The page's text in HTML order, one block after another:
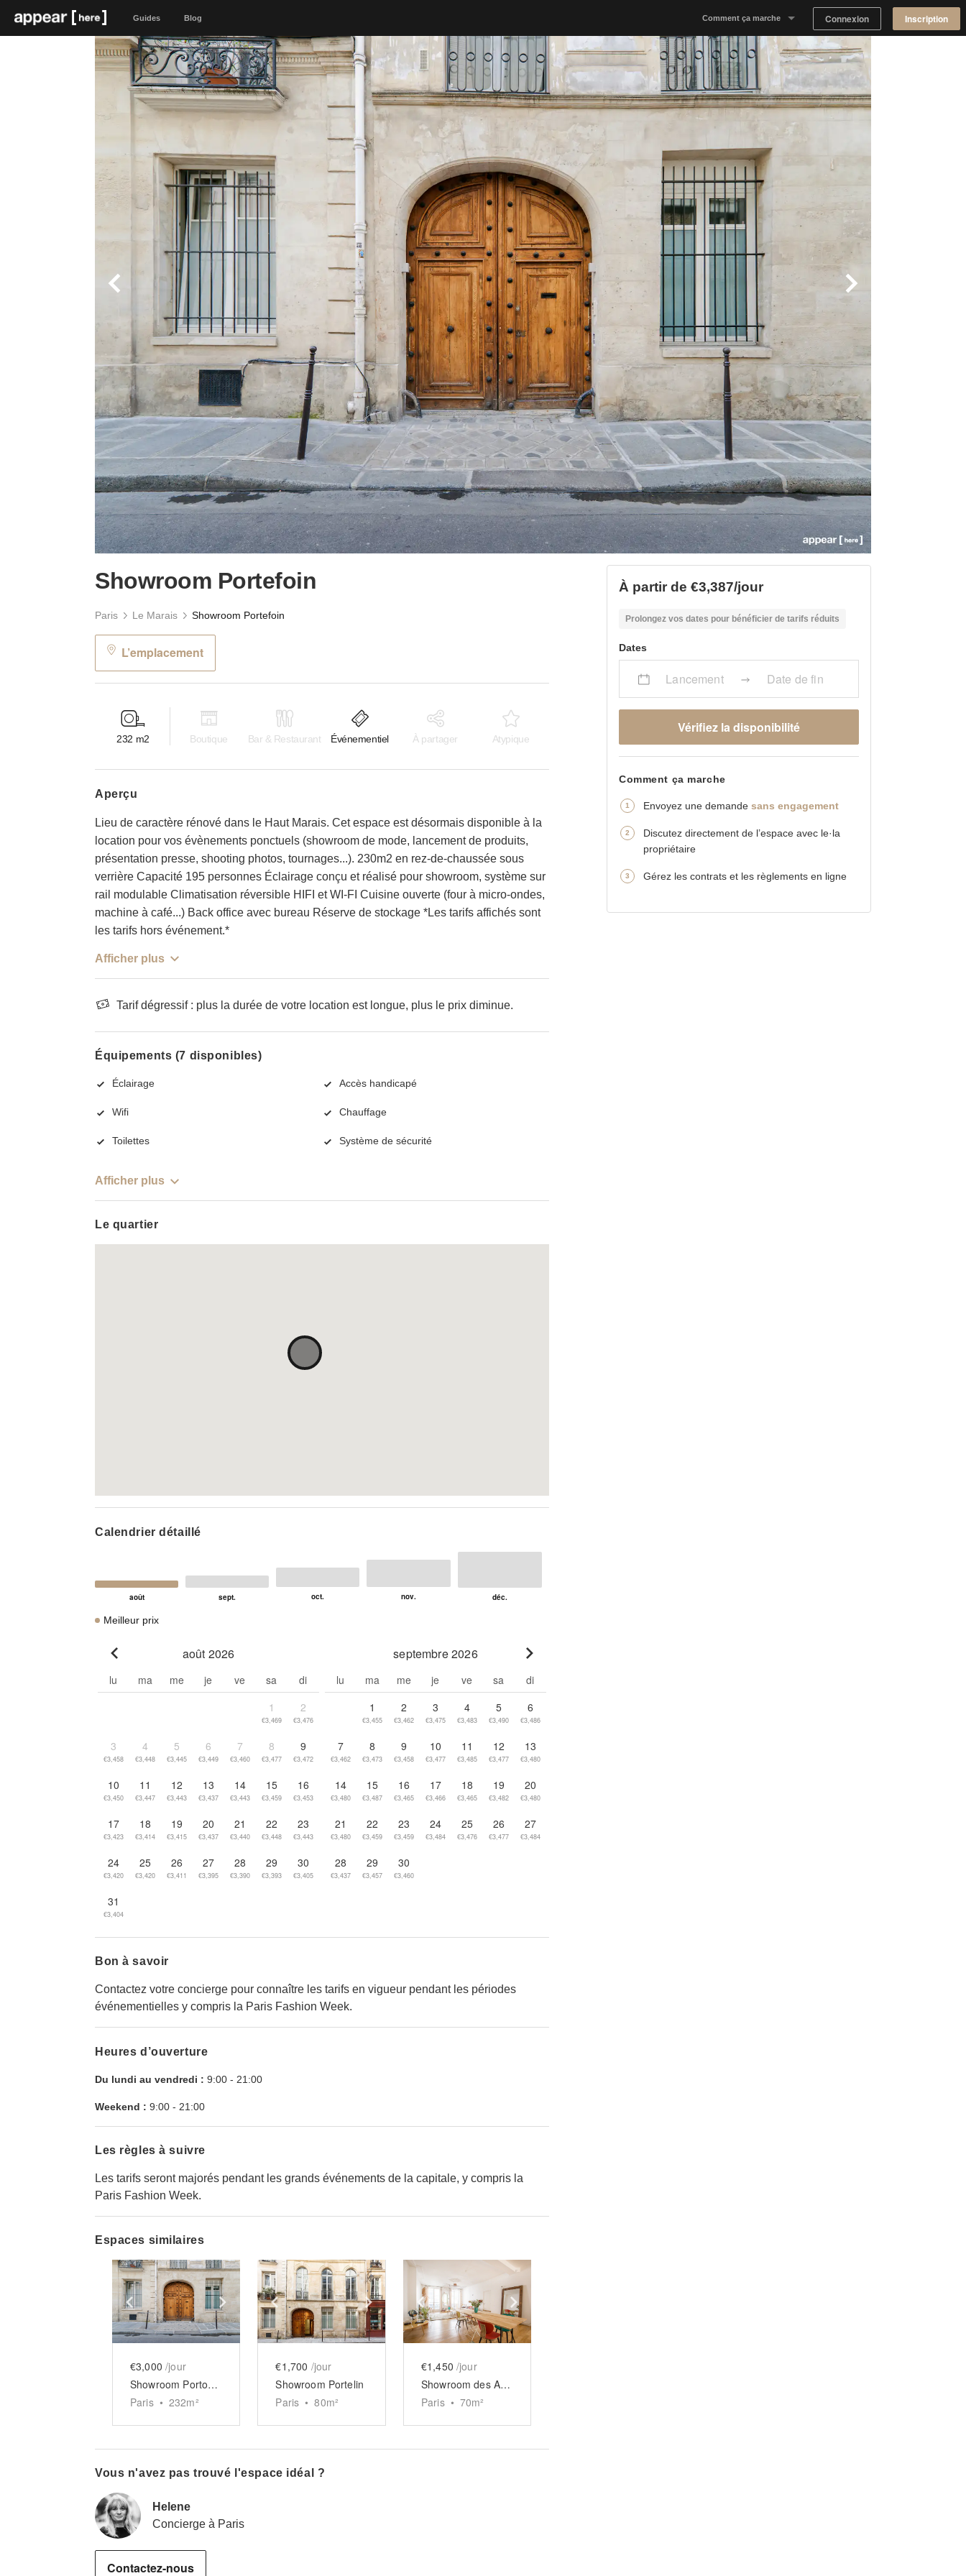
Guides Blog Comment ça marche
Notre concept
Proposer un espace
Trouver un espace
Tableau de Bord Propriétaire
Connexion Inscription
Showroom Portefoin
Paris Le Marais Showroom Portefoin
L’emplacement
232 m2 Boutique Bar & Restaurant Événementiel À partager Atypique
aperçu
Lieu de caractère rénové dans le Haut Marais. Cet espace est désormais disponible à la
location pour vos évènements ponctuels (showroom de mode, lancement de produits,
présentation presse, shooting photos, tournages...). 230m2 en rez-de-chaussée sous
verrière Capacité 195 personnes Éclairage conçu et réalisé pour showroom, système sur
rail modulable Climatisation réversible HIFI et WI-FI Cuisine ouverte (four à micro-ondes,
machine à café...) Back office avec bureau Réserve de stockage *Les tarifs affichés sont
les tarifs hors événement.*
Afficher plus
Tarif dégressif : plus la durée de votre location est longue, plus le prix diminue.
Équipements (7 disponibles)
Éclairage Accès handicapé
Wifi Chauffage
Toilettes Système de sécurité
Afficher plus
Le quartier
Calendrier détaillé
Meilleur prix
août 2026
lu ma me je ve sa
di
1
€3,469
2
€3,476
3
€3,458
4
€3,448
5
€3,445
6
€3,449
7
€3,460
8
€3,477
9
€3,472
10
€3,450
11
€3,447
12
€3,443
13
€3,437
14
€3,443
15
€3,459
16
€3,453
17
€3,423
18
€3,414
19
€3,415
20
€3,437
21
€3,440
22
€3,448
23
€3,443
24
€3,420
25
€3,420
26
€3,411
27
€3,395
28
€3,390
29
€3,393
30
€3,405
31
€3,404
septembre 2026
lu ma me je ve sa
di
1
€3,455
2
€3,462
3
€3,475
4
€3,483
5
€3,490
6
€3,486
7
€3,462
8
€3,473
9
€3,458
10
€3,477
11
€3,485
12
€3,477
13
€3,480
14
€3,480
15
€3,487
16
€3,465
17
€3,466
18
€3,465
19
€3,482
20
€3,480
21
€3,480
22
€3,459
23
€3,459
24
€3,484
25
€3,476
26
€3,477
27
€3,484
28
€3,437
29
€3,457
30
€3,460
Bon à savoir
Contactez votre concierge pour connaître les tarifs en vigueur pendant les périodes
événementielles y compris la Paris Fashion Week.
Heures d’ouverture
Du lundi au vendredi : 9:00 - 21:00
Weekend : 9:00 - 21:00
Les règles à suivre
Les tarifs seront majorés pendant les grands événements de la capitale, y compris la
Paris Fashion Week.
Espaces similaires
Show previous slideShow next slide
€3,000 /jour
Showroom Portofoin
Paris • 232m²
Show previous slideShow next slide
€1,700 /jour
Showroom Portelin
Paris • 80m²
Show previous slide
€1,450 /jour
Showroom des Archives
Paris • 70m²
Vous n'avez pas trouvé l'espace idéal ?
Helene
Concierge à Paris
Contactez-nous
À partir de €3,387/jour
Prolongez vos dates pour bénéficier de tarifs réduits
Dates
Lancement Date de fin
Vérifiez la disponibilité
Comment ça marche
Envoyez une demandesans engagement
Discutez directement de l’espace avec le·la
propriétaire
Gérez les contrats et les règlements en ligne